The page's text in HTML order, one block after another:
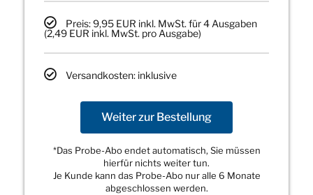
Preis: 9,95 EUR inkl. MwSt. für 4 Ausgaben
(2,49 EUR inkl. MwSt. pro Ausgabe)
Versandkosten: inklusive
Weiter zur Bestellung
*Das Probe-Abo endet automatisch, Sie müssen
hierfür nichts weiter tun.
Je Kunde kann das Probe-Abo nur alle 6 Monate
abgeschlossen werden.